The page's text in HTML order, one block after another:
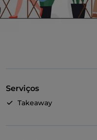
Serviços
Takeaway